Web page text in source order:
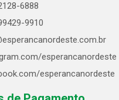
6888
9910
esperancanordeste
esperancanordeste